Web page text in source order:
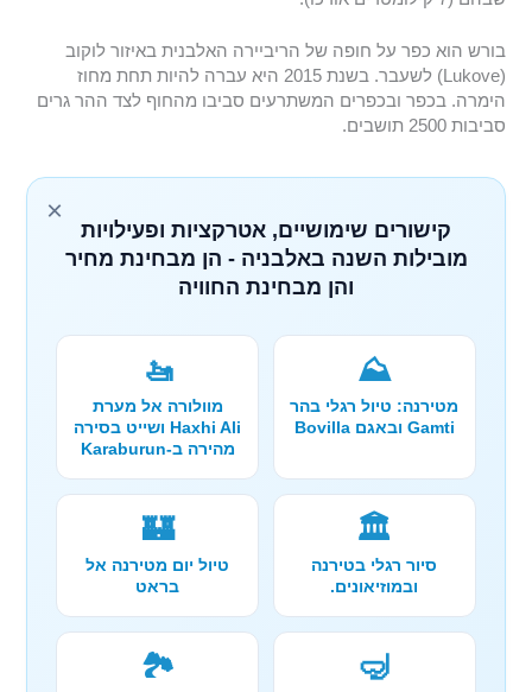
בורש הוא כפר על חופה של הריביירה האלבנית באיזור לוקוב
(Lukove) לשעבר. בשנת 2015 היא עברה להיות תחת מחוז
הימרה. בכפר ובכפרים המשתרעים סביבו מהחוף לצד ההר גרים
סביבות 2500 תושבים.
×
קישורים שימושיים, אטרקציות ופעילויות
מובילות השנה באלבניה - הן מבחינת מחיר
והן מבחינת החוויה
⛰️
מטירנה: טיול רגלי בהר
Gamti ובאגם Bovilla
🚤
מוולורה אל מערת
Haxhi Ali ושייט בסירה
מהירה ב-Karaburun
🏛️
סיור רגלי בטירנה
ובמוזיאונים.
🏰
טיול יום מטירנה אל
בראט
🤿
🏞️